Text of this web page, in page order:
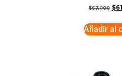
$67.000 $
Añadir al